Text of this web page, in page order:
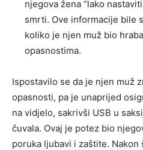
njegova žena “lako
smrti. Ove informacije bile
koliko je njen muž bio
opasnostima.
Ispostavilo se da je njen muž
opasnosti, pa je unaprijed
na vidjelo, sakrivši USB u
čuvala. Ovaj je potez bio
poruka ljubavi i zaštite.